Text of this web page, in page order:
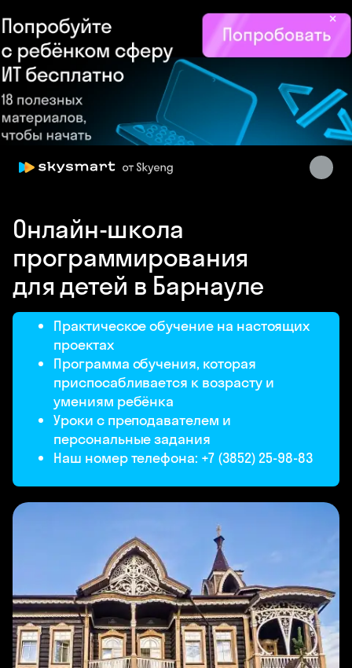
×
Онлайн-школа
программирования
для детей в Барнауле
Практическое обучение на настоящих
проектах
Программа обучения, которая
приспосабливается к возрасту и
умениям ребёнка
Уроки с преподавателем и
персональные задания
Наш номер телефона: +7 (3852) 25-98-83
online